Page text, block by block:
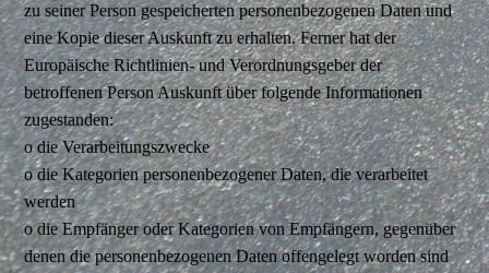
zu seiner Person gespeicherten personenbezogenen Daten und
eine Kopie dieser Auskunft zu erhalten. Ferner hat der
Europäische Richtlinien- und Verordnungsgeber der
betroffenen Person Auskunft über folgende Informationen
zugestanden:
o die Verarbeitungszwecke
o die Kategorien personenbezogener Daten, die verarbeitet
werden
o die Empfänger oder Kategorien von Empfängern, gegenüber
denen die personenbezogenen Daten offengelegt worden sind